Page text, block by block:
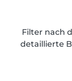
Filter nach
detaillierte